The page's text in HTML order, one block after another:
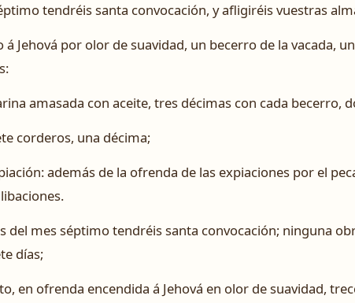
tendréis santa convocación, y afligiréis vuestras
Jehová por olor de suavidad, un becerro de la vacada,
amasada con aceite, tres décimas con cada becerro,
corderos, una décima;
además de la ofrenda de las expiaciones por el
del mes séptimo tendréis santa convocación; ninguna
días;
en ofrenda encendida á Jehová en olor de suavidad,